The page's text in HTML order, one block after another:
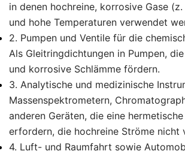
in denen hochreine, korrosive Gase (z.
und hohe Temperaturen verwendet
​​2. Pumpen und Ventile für die
Als Gleitringdichtungen in Pumpen,
und korrosive Schlämme fördern.
​​3. Analytische und medizinische
Massenspektrometern,
anderen Geräten, die eine
erfordern, die hochreine Ströme nicht
​​4. Luft- und Raumfahrt sowie